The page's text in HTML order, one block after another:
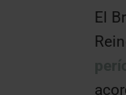
El